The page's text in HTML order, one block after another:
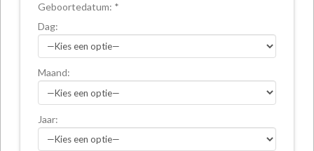
Geboortedatum: *
Dag:
Maand:
Jaar: